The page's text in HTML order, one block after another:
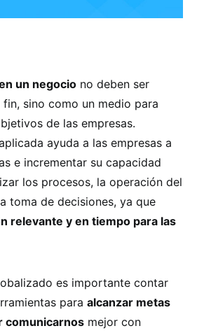
un negocio no deben ser
sino como un medio para
de las empresas.
ayuda a las empresas a
e incrementar su capacidad
los procesos, la operación del
toma de decisiones, ya que
relevante y en tiempo para las
es importante contar
para alcanzar metas
comunicarnos mejor con